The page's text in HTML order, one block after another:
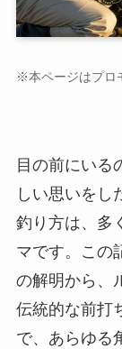
※本ページはプロ
目の前にい
しい思いをし
釣り方は、多
マです。この
の解明から、
伝統的な前打
で、あらゆる